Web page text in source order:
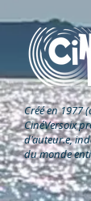
Créé en 1977
CinéVersoix
d'auteur.e,
du monde